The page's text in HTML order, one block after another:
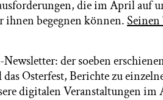
die im April auf
begegnen können.
der soeben
Osterfest, Berichte zu
digitalen Veranstaltungen im